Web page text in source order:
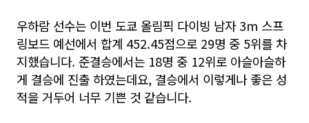
우하람 선수는 이번 도쿄 올림픽 다이빙 남자 3m 스프
링보드 예선에서 합계 452.45점으로 29명 중 5위를 차
지했습니다. 준결승에서는 18명 중 12위로 아슬아슬하
게 결승에 진출 하였는데요, 결승에서 이렇게나 좋은 성
적을 거두어 너무 기쁜 것 같습니다.